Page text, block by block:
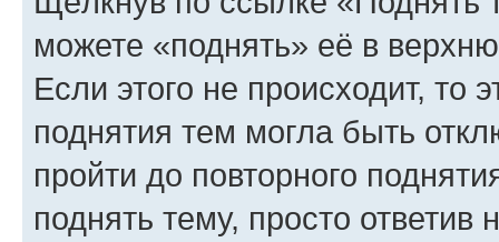
можете «поднять» её в
Если этого не происходит, то
поднятия тем могла быть
пройти до повторного
поднять тему, просто ответив